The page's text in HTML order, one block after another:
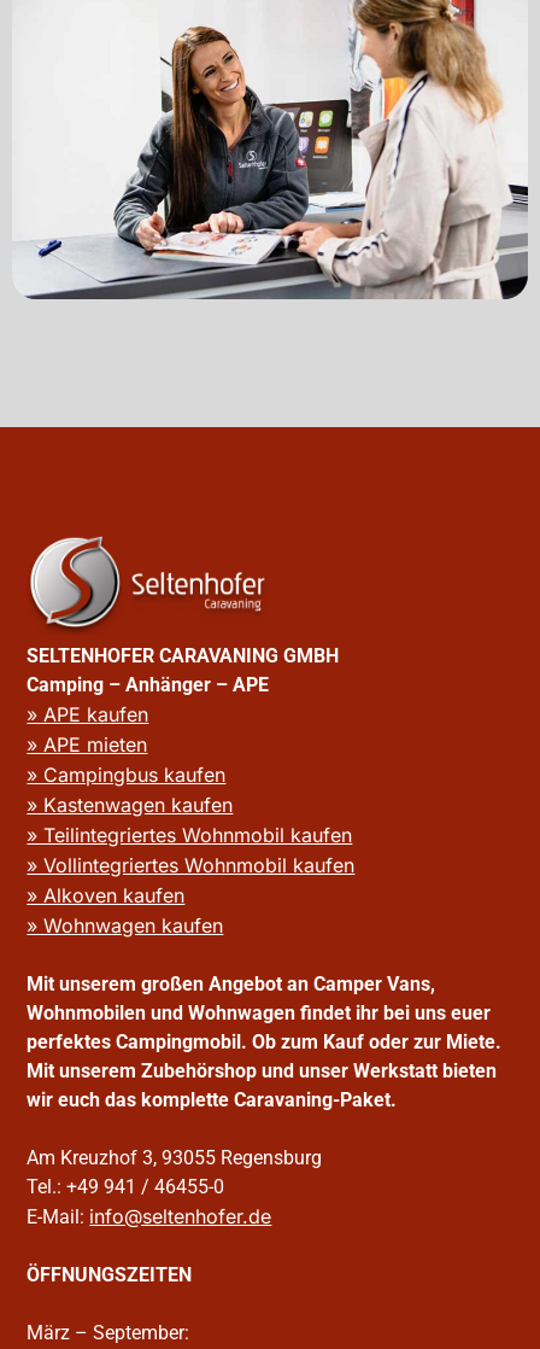
SELTENHOFER CARAVANING GMBH
Camping – Anhänger – APE
» APE kaufen
» APE mieten
» Campingbus kaufen
» Kastenwagen kaufen
» Teilintegriertes Wohnmobil kaufen
» Vollintegriertes Wohnmobil kaufen
» Alkoven kaufen
» Wohnwagen kaufen
Mit unserem großen Angebot an Camper Vans,
Wohnmobilen und Wohnwagen findet ihr bei uns euer
perfektes Campingmobil. Ob zum Kauf oder zur Miete.
Mit unserem Zubehörshop und unser Werkstatt bieten
wir euch das komplette Caravaning-Paket.
Am Kreuzhof 3, 93055 Regensburg
Tel.: +49 941 / 46455-0
E-Mail: info@seltenhofer.de
ÖFFNUNGSZEITEN
März – September: